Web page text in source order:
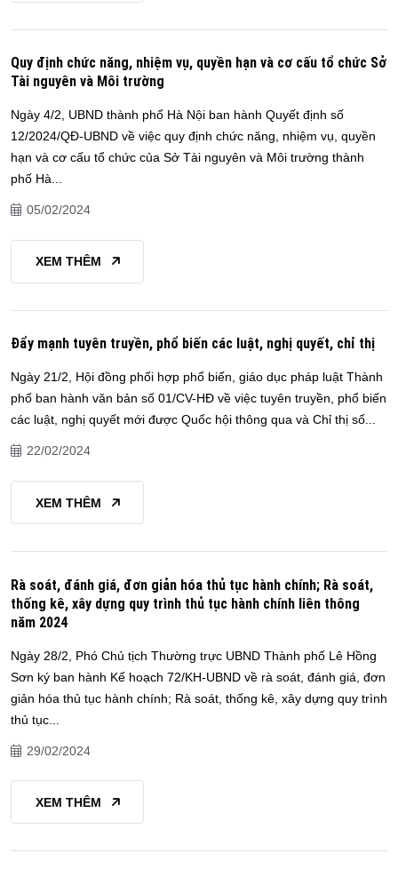
Quy định chức năng, nhiệm vụ, quyền hạn và cơ cấu tổ chức Sở
Tài nguyên và Môi trường
Ngày 4/2, UBND thành phố Hà Nội ban hành Quyết định số
12/2024/QĐ-UBND về việc quy định chức năng, nhiệm vụ, quyền
hạn và cơ cấu tổ chức của Sở Tài nguyên và Môi trường thành
phố Hà...
05/02/2024
XEM THÊM
Đẩy mạnh tuyên truyền, phổ biến các luật, nghị quyết, chỉ thị
Ngày 21/2, Hội đồng phối hợp phổ biến, giáo dục pháp luật Thành
phố ban hành văn bản số 01/CV-HĐ về việc tuyên truyền, phổ biến
các luật, nghị quyết mới được Quốc hội thông qua và Chỉ thị số...
22/02/2024
XEM THÊM
Rà soát, đánh giá, đơn giản hóa thủ tục hành chính; Rà soát,
thống kê, xây dựng quy trình thủ tục hành chính liên thông
năm 2024
Ngày 28/2, Phó Chủ tịch Thường trực UBND Thành phố Lê Hồng
Sơn ký ban hành Kế hoạch 72/KH-UBND về rà soát, đánh giá, đơn
giản hóa thủ tục hành chính; Rà soát, thống kê, xây dựng quy trình
thủ tục...
29/02/2024
XEM THÊM